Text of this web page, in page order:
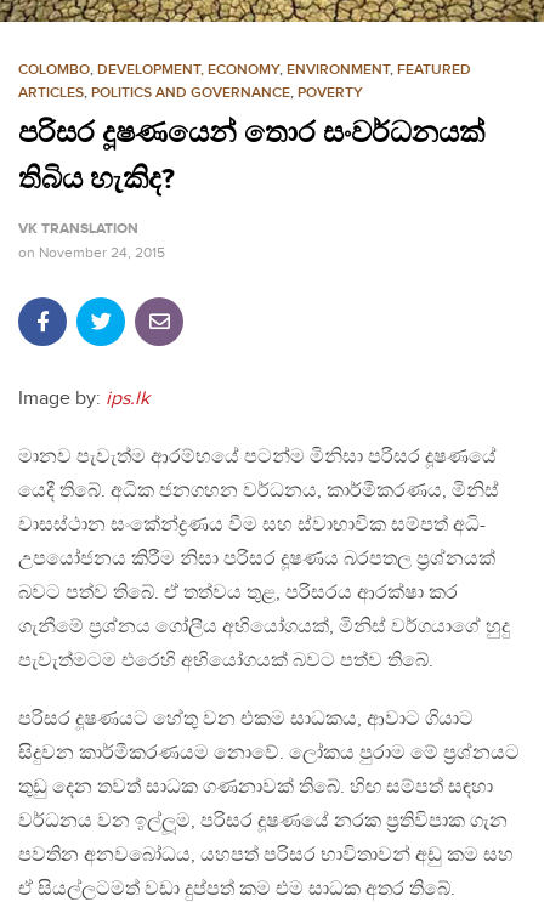
e
COLOMBO, DEVELOPMENT, ECONOMY, ENVIRONMENT, FEATURED
ARTICLES, POLITICS AND GOVERNANCE, POVERTY
පරිසර දූෂණයෙන් තොර සංවර්ධනයක්
තිබිය හැකිද?
VK TRANSLATION
on November 24, 2015
Image by: ips.lk
මානව පැවැත්ම ආරම්භයේ පටන්ම මිනිසා පරිසර දූෂණයේ
යෙදී තිබේ. අධික ජනගහන වර්ධනය, කාර්මීකරණය, මිනිස්
වාසස්ථාන සංකේන්ද්‍රණය වීම සහ ස්වාභාවික සම්පත් අධි-
උපයෝජනය කිරීම නිසා පරිසර දූෂණය බරපතල ප‍්‍රශ්නයක්
බවට පත්ව තිබේ. ඒ තත්වය තුළ, පරිසරය ආරක්ෂා කර
ගැනීමේ ප‍්‍රශ්නය ගෝලීය අභියෝගයක්, මිනිස් වර්ගයාගේ හුදු
පැවැත්මටම එරෙහි අභියෝගයක් බවට පත්ව තිබේ.
පරිසර දූෂණයට හේතු වන එකම සාධකය, ආවාට ගියාට
සිදුවන කාර්මීකරණයම නොවේ. ලෝකය පුරාම මේ ප‍්‍රශ්නයට
තුඩු දෙන තවත් සාධක ගණනාවක් තිබේ. හිඟ සම්පත් සඳහා
වර්ධනය වන ඉල්ලූම, පරිසර දූෂණයේ නරක ප‍්‍රතිවිපාක ගැන
පවතින අනවබෝධය, යහපත් පරිසර භාවිතාවන් අඩු කම සහ
ඒ සියල්ලටමත් වඩා දුප්පත් කම එම සාධක අතර තිබේ.